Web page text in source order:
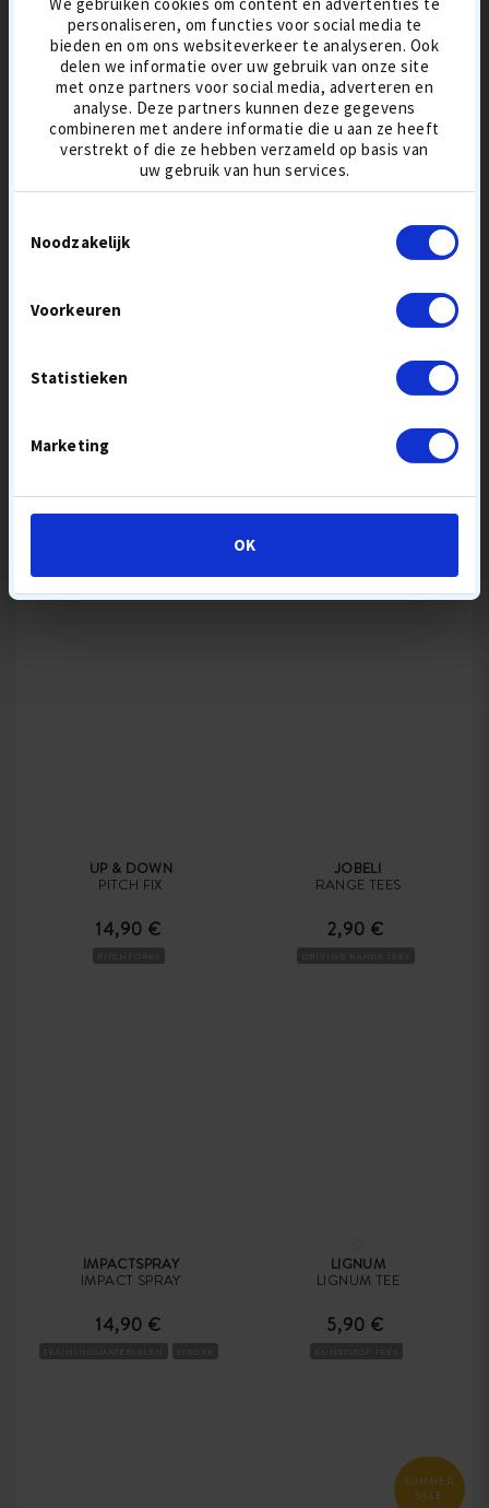
personaliseren, om functies voor social media te
bieden en om ons websiteverkeer te analyseren. Ook
delen we informatie over uw gebruik van onze site
met onze partners voor social media, adverteren en
analyse. Deze partners kunnen deze gegevens
combineren met andere informatie die u aan ze heeft
verstrekt of die ze hebben verzameld op basis van
uw gebruik van hun services.
Noodzakelijk
Voorkeuren
Statistieken
Marketing
OK
GOLF GEAR
CLUB CLEANER PRO
15,90 €
REINIGING
OUT OF BOUNDS
3-IN-1 CLUBREINIGER
5,90 €
REINIGING
-20%
UP & DOWN
PITCH FIX
14,90 €
JOBELI
RANGE TEES
2,90 €
IMPACTSPRAY
IMPACT SPRAY
14,90 €
LIGNUM
LIGNUM TEE
5,90 €
SUMMER
SALE